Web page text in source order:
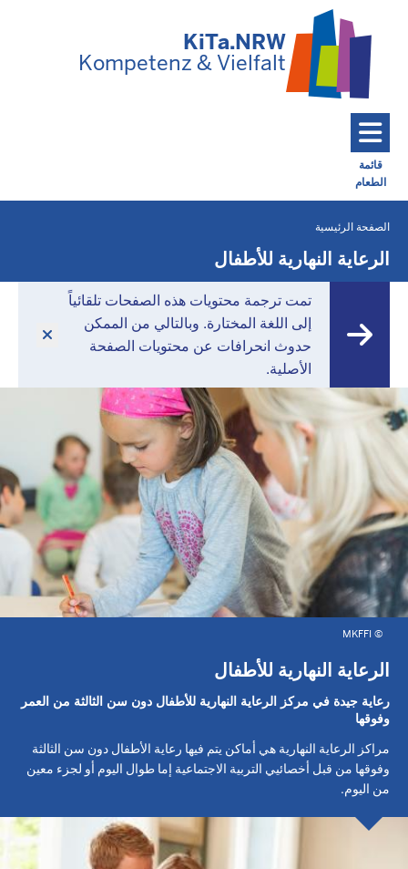
KiTa.NRW
Kompetenz & Vielfalt
قائمة
الطعام
Toggle navigation: Main Menu
أنت
موجود
الصفحة الرئيسية
الرعاية النهارية للأطفال
تمت ترجمة محتويات هذه الصفحات تلقائياً
إلى اللغة المختارة. وبالتالي من الممكن
حدوث انحرافات عن محتويات الصفحة
الأصلية.
©
MKFFI
الرعاية النهارية للأطفال
رعاية جيدة في مركز الرعاية النهارية للأطفال دون سن الثالثة من العمر
وفوقها
مراكز الرعاية النهارية هي أماكن يتم فيها رعاية الأطفال دون سن الثالثة
وفوقها من قبل أخصائيي التربية الاجتماعية إما طوال اليوم أو لجزء معين
من اليوم.